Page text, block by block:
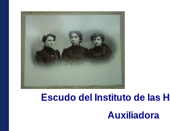
Escudo del Instituto de las
Auxiliadora